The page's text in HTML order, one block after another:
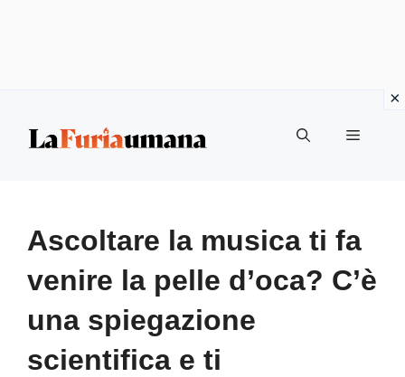
Menu
Ascoltare la musica ti fa
venire la pelle d’oca? C’è
una spiegazione
scientifica e ti